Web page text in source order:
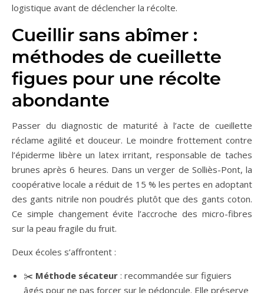
logistique avant de déclencher la récolte.
Cueillir sans abîmer :
méthodes de cueillette
figues pour une récolte
abondante
Passer du diagnostic de maturité à l’acte de cueillette
réclame agilité et douceur. Le moindre frottement contre
l’épiderme libère un latex irritant, responsable de taches
brunes après 6 heures. Dans un verger de Solliès-Pont, la
coopérative locale a réduit de 15 % les pertes en adoptant
des gants nitrile non poudrés plutôt que des gants coton.
Ce simple changement évite l’accroche des micro-fibres
sur la peau fragile du fruit.
Deux écoles s’affrontent :
✂️ Méthode sécateur : recommandée sur figuiers
âgés pour ne pas forcer sur le pédoncule. Elle préserve